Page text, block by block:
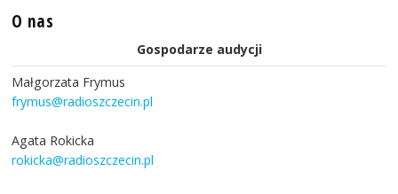
O nas
Gospodarze audycji
Małgorzata Frymus
frymus@radioszczecin.pl
Agata Rokicka
rokicka@radioszczecin.pl